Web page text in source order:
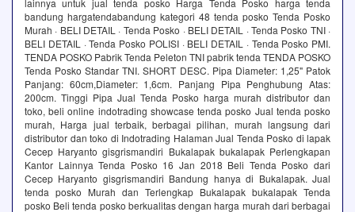
lainnya untuk jual tenda posko Harga Tenda Posko harga tenda
bandung hargatendabandung kategori 48 tenda posko Tenda Posko
Murah · BELI DETAIL · Tenda Posko · BELI DETAIL · Tenda Posko TNI ·
BELI DETAIL · Tenda Posko POLISI · BELI DETAIL · Tenda Posko PMI.
TENDA POSKO Pabrik Tenda Peleton TNI pabrik tenda TENDA POSKO
Tenda Posko Standar TNI. SHORT DESC. Pipa Diameter: 1,25" Patok
Panjang: 60cm,Diameter: 1,6cm. Panjang Pipa Penghubung Atas:
200cm. Tinggi Pipa Jual Tenda Posko harga murah distributor dan
toko, beli online indotrading showcase tenda posko Jual tenda posko
murah, Harga jual terbaik, berbagai pilihan, murah langsung dari
distributor dan toko di Indotrading Halaman Jual Tenda Posko di lapak
Cecep Haryanto gisgrismandiri Bukalapak bukalapak Perlengkapan
Kantor Lainnya Tenda Posko 16 Jan 2018 Beli Tenda Posko dari
Cecep Haryanto gisgrismandiri Bandung hanya di Bukalapak. Jual
tenda posko Murah dan Terlengkap Bukalapak bukalapak Tenda
posko Beli tenda posko berkualitas dengan harga murah dari berbagai